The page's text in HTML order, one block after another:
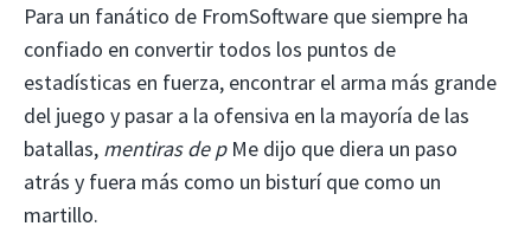
Para un fanático de FromSoftware que siempre ha
confiado en convertir todos los puntos de
estadísticas en fuerza, encontrar el arma más grande
del juego y pasar a la ofensiva en la mayoría de las
batallas, mentiras de pMe dijo que diera un paso
atrás y fuera más como un bisturí que como un
martillo.